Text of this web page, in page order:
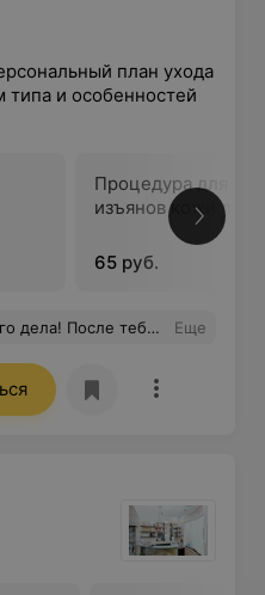
план ухода
типа и особенностей
Процедура для
изъянов кожи лица
65 руб.
ровнее, а кожа мягче Спасибо тебе большое! Еще